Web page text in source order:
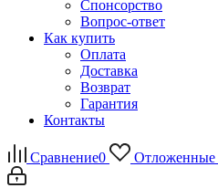
Спонсорство
Вопрос-ответ
Как купить
Оплата
Доставка
Возврат
Гарантия
Контакты
Сравнение0 Отложенные